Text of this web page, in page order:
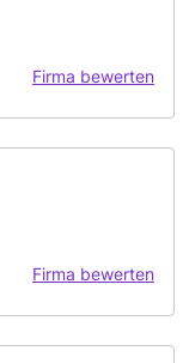
Firma bewerten
Firma bewerten